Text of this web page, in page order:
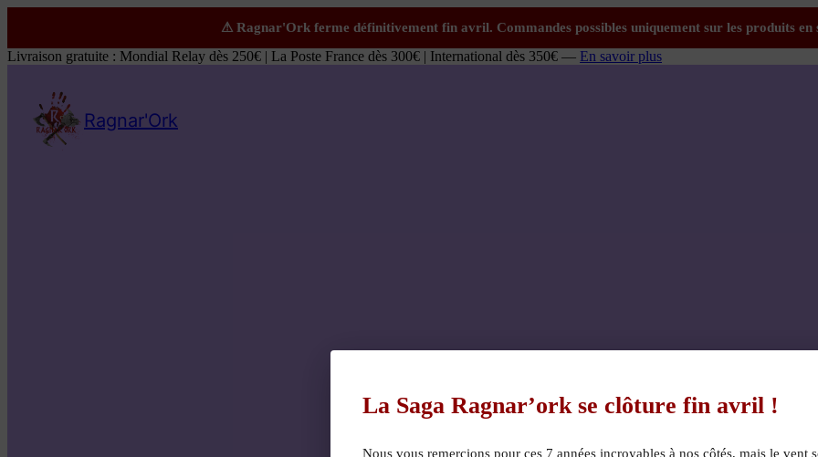
Livraison gratuite : Mondial Relay dès 250€ | La Poste France dès 300€ | International dès 350€ — En savoir plus
Ragnar'Ork
La Saga Ragnar’ork se clôture fin avril !
Nous vous remercions pour ces 7 années incroyables à nos côtés, mais le vent